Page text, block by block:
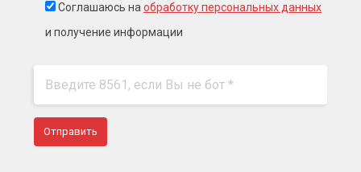
Соглашаюсь на обработку персональных данных
и получение информации